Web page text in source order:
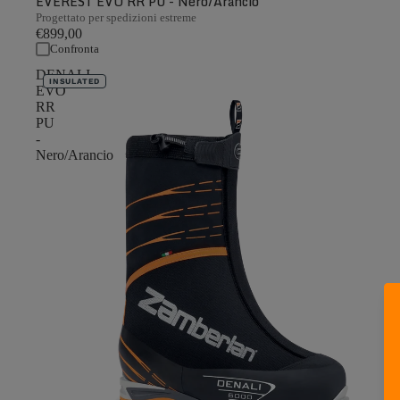
Progettato per spedizioni estreme
€899,00
Confronta
DENALI
EVO
RR
PU
-
Nero/Arancio
INSULATED